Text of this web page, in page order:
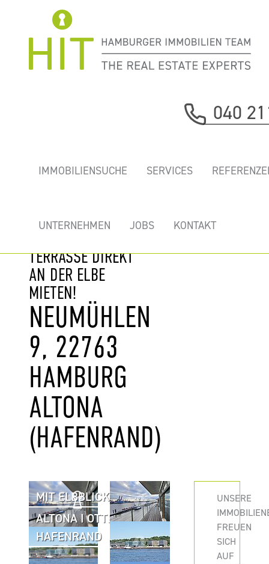
040
IMMOBILIENSUCHE SERVICES
UNTERNEHMEN JOBS KONTAKT
NEUMÜHLEN,
REPRÄSENTATIVE
TERRASSE DIREKT
AN DER ELBE
MIETEN!
NEUMÜHLEN
9, 22763
HAMBURG
ALTONA
(HAFENRAND)
MIT ELBBLICK
ALTONA I OTTENSEN I
HAFENRAND
UNSERE
FREUEN
SICH
AUF